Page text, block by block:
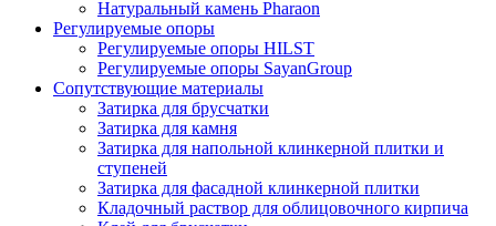
Натуральный камень Pharaon
Регулируемые опоры
Регулируемые опоры HILST
Регулируемые опоры SayanGroup
Сопутствующие материалы
Затирка для брусчатки
Затирка для камня
Затирка для напольной клинкерной плитки и
ступеней
Затирка для фасадной клинкерной плитки
Кладочный раствор для облицовочного кирпича